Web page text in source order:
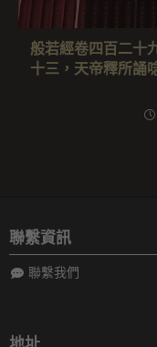
般若經卷四百二十
十三，天帝釋所誦
聯繫資訊
聯繫我們
地址